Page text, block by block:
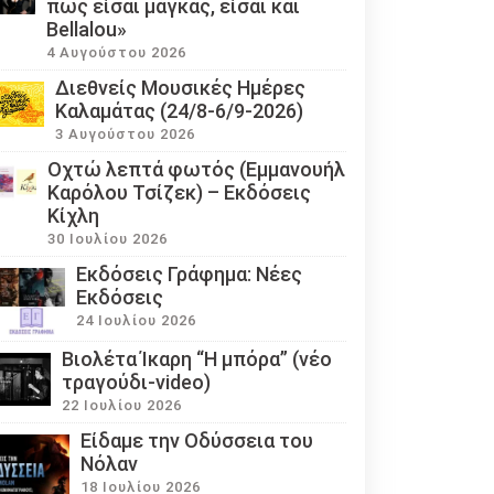
πως είσαι μάγκας, είσαι και
Bellalou»
4 Αυγούστου 2026
Διεθνείς Μουσικές Ημέρες
Καλαμάτας (24/8-6/9-2026)
3 Αυγούστου 2026
Οχτώ λεπτά φωτός (Εμμανουήλ
Καρόλου Τσίζεκ) – Εκδόσεις
Κίχλη
30 Ιουλίου 2026
Εκδόσεις Γράφημα: Νέες
Εκδόσεις
24 Ιουλίου 2026
Βιολέτα Ίκαρη “Η μπόρα” (νέο
τραγούδι-video)
22 Ιουλίου 2026
Eίδαμε την Οδύσσεια του
Νόλαν
18 Ιουλίου 2026